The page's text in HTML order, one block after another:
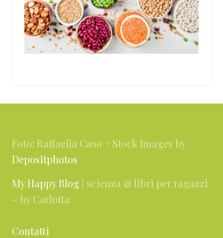
Foto: Raffaella Caso + Stock Images by
Depositphotos
My Happy Blog | scienza & libri per ragazzi
– by Carlotta
Contatti